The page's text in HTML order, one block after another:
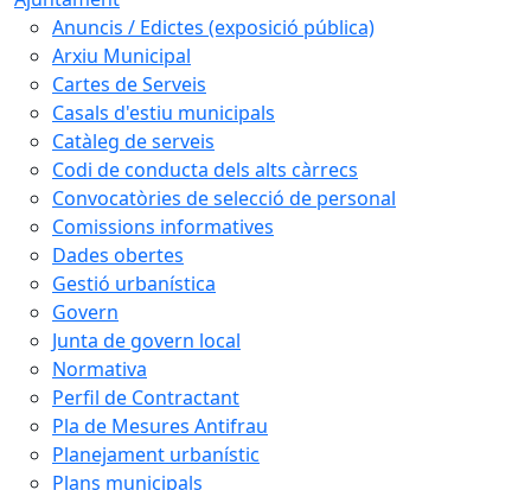
Anuncis / Edictes (exposició pública)
Arxiu Municipal
Cartes de Serveis
Casals d'estiu municipals
Catàleg de serveis
Codi de conducta dels alts càrrecs
Convocatòries de selecció de personal
Comissions informatives
Dades obertes
Gestió urbanística
Govern
Junta de govern local
Normativa
Perfil de Contractant
Pla de Mesures Antifrau
Planejament urbanístic
Plans municipals